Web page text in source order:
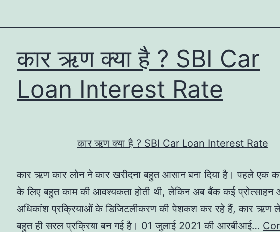
कार ऋण क्या है ? SBI Car
Loan Interest Rate
कार ऋण कार लोन ने कार खरीदना बहुत आसान बना दिया है। पहले एक
के लिए बहुत काम की आवश्यकता होती थी, लेकिन अब बैंक कई प्रोत्साहन
अधिकांश प्रक्रियाओं के डिजिटलीकरण की पेशकश कर रहे हैं, कार ऋण
बहुत ही सरल प्रक्रिया बन गई है। 01 जुलाई 2021 की आरबीआई…